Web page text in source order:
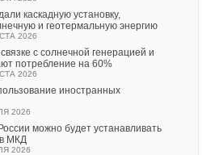
каскадную установку,
и геотермальную энергию
2026
с солнечной генерацией и
потребление на 60%
2026
иностранных
2026
можно будет устанавливать
МКД
2026
воздействий
во время монтажа. Согласно
проведённым в НИИСФ,
БАТТС Д обладает высокой
с поверхности, что
службы в составе навесной